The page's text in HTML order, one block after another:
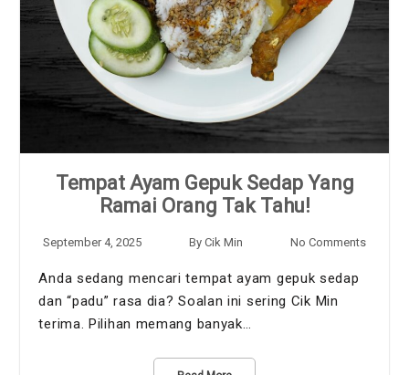
Tempat Ayam Gepuk Sedap Yang
Ramai Orang Tak Tahu!
September 4, 2025 By Cik Min No Comments
Anda sedang mencari tempat ayam gepuk sedap
dan “padu” rasa dia? Soalan ini sering Cik Min
terima. Pilihan memang banyak…